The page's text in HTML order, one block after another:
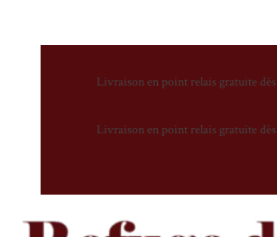
Livraison en point relais gratuite dès
Livraison en point relais gratuite dès